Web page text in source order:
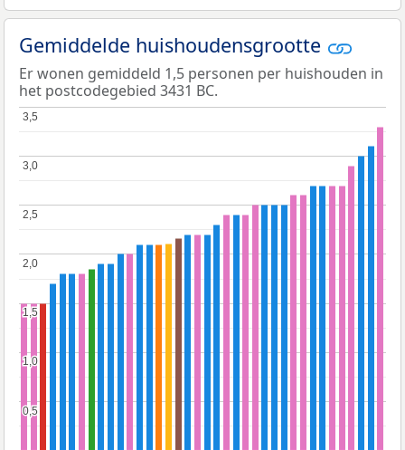
Gemiddelde huishoudensgrootte
Er wonen gemiddeld 1,5 personen per huishouden in
het postcodegebied 3431 BC.
0,5
0,5
1,0
1,0
1,5
1,5
2,0
2,0
2,5
2,5
3,0
3,0
3,5
3,5